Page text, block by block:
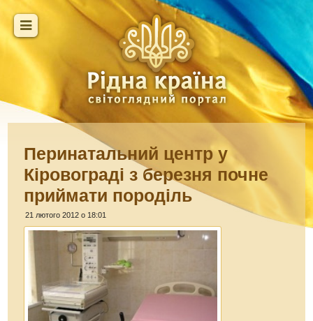
Перинатальний центр у
Кіровограді з березня почне
приймати породіль
21 лютого 2012 о 18:01